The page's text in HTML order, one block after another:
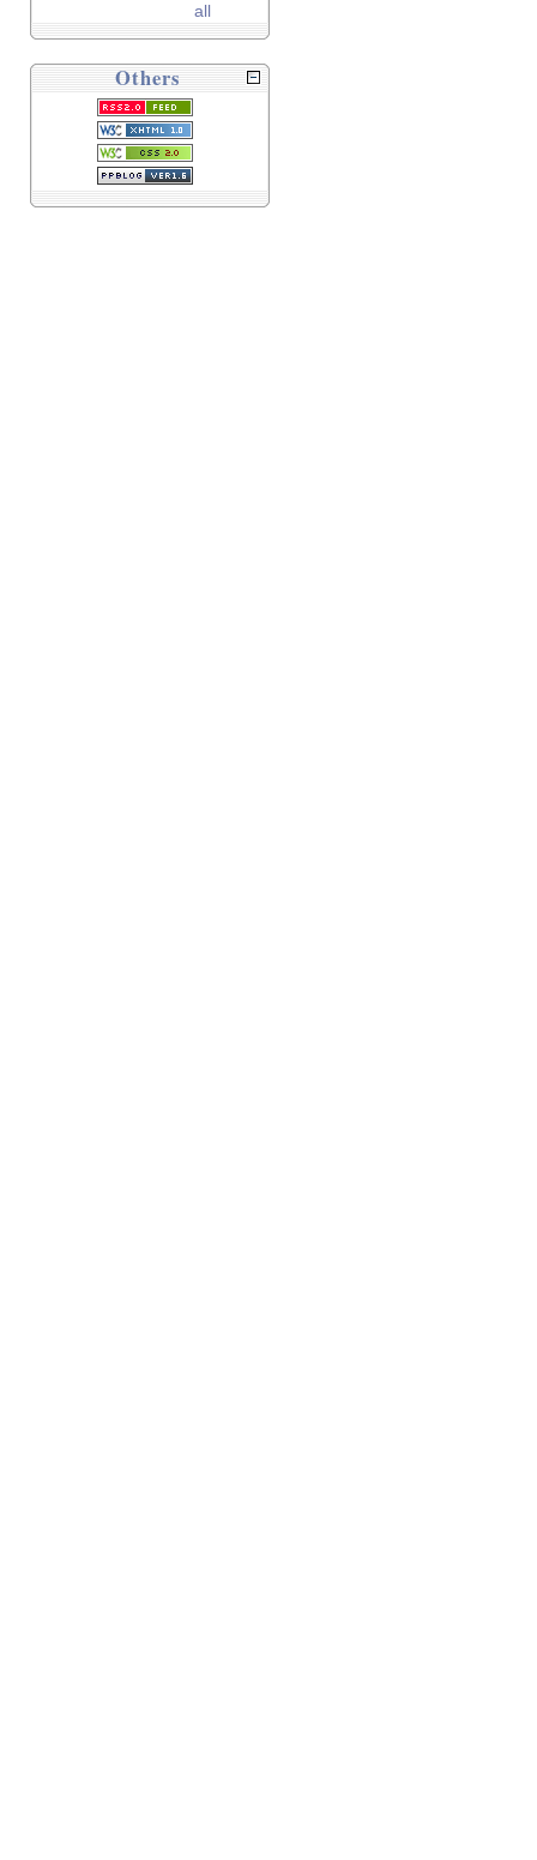
all
Others